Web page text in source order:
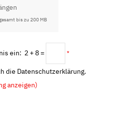
bis zu 200 MB
Bitte tragen Sie das Ergebnis ein: 2 + 8 = *
die Datenschutzerklärung.
anzeigen)